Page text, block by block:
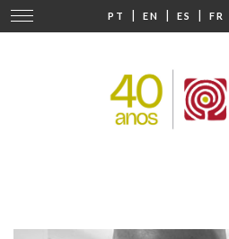
PT | EN | ES | FR
Mudar
navegação